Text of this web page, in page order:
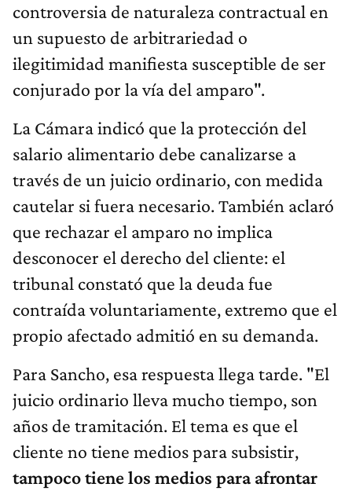
controversia de naturaleza contractual en
un supuesto de arbitrariedad o
ilegitimidad manifiesta susceptible de ser
conjurado por la vía del amparo".
La Cámara indicó que la protección del
salario alimentario debe canalizarse a
través de un juicio ordinario, con medida
cautelar si fuera necesario. También aclaró
que rechazar el amparo no implica
desconocer el derecho del cliente: el
tribunal constató que la deuda fue
contraída voluntariamente, extremo que el
propio afectado admitió en su demanda.
Para Sancho, esa respuesta llega tarde. "El
juicio ordinario lleva mucho tiempo, son
años de tramitación. El tema es que el
cliente no tiene medios para subsistir,
tampoco tiene los medios para afrontar